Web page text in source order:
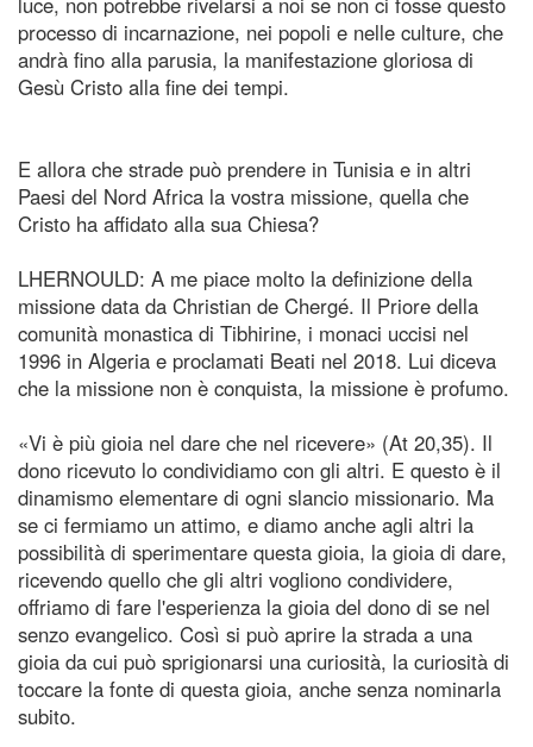
processo di incarnazione, nei popoli e nelle culture, che
andrà fino alla parusia, la manifestazione gloriosa di
Gesù Cristo alla fine dei tempi.
E allora che strade può prendere in Tunisia e in altri
Paesi del Nord Africa la vostra missione, quella che
Cristo ha affidato alla sua Chiesa?
LHERNOULD: A me piace molto la definizione della
missione data da Christian de Chergé. Il Priore della
comunità monastica di Tibhirine, i monaci uccisi nel
1996 in Algeria e proclamati Beati nel 2018. Lui diceva
che la missione non è conquista, la missione è profumo.
«Vi è più gioia nel dare che nel ricevere» (At 20,35). Il
dono ricevuto lo condividiamo con gli altri. E questo è il
dinamismo elementare di ogni slancio missionario. Ma
se ci fermiamo un attimo, e diamo anche agli altri la
possibilità di sperimentare questa gioia, la gioia di dare,
ricevendo quello che gli altri vogliono condividere,
offriamo di fare l'esperienza la gioia del dono di se nel
senzo evangelico. Così si può aprire la strada a una
gioia da cui può sprigionarsi una curiosità, la curiosità di
toccare la fonte di questa gioia, anche senza nominarla
subito.